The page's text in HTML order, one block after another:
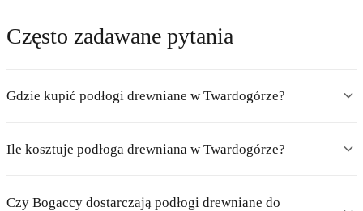
Często zadawane pytania
Gdzie kupić podłogi drewniane w Twardogórze?
Ile kosztuje podłoga drewniana w Twardogórze?
Czy Bogaccy dostarczają podłogi drewniane do